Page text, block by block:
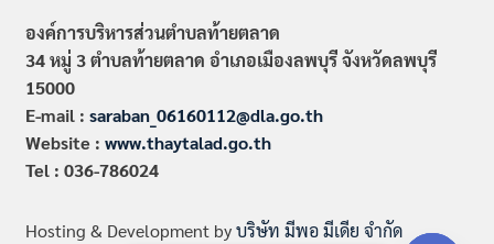
องค์การบริหารส่วนตำบลท้ายตลาด
34 หมู่ 3 ตำบลท้ายตลาด อำเภอเมืองลพบุรี จังหวัดลพบุรี
15000
E-mail : saraban_06160112@dla.go.th
Website : www.thaytalad.go.th
Tel : 036-786024
Hosting & Development byบริษัท มีพอ มีเดีย จำกัด